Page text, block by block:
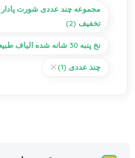
مجموعه چند عددی شورت پادار
تخفیف (2)
نخ پنبه 30 شانه شده الیاف طبیعی
چند عددی (1)